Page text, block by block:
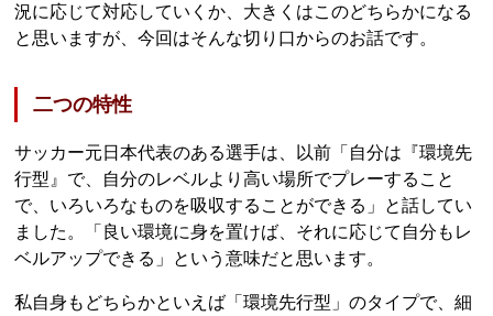
況に応じて対応していくか、大きくはこのどちらかになる
と思いますが、今回はそんな切り口からのお話です。
二つの特性
サッカー元日本代表のある選手は、以前「自分は『環境先
行型』で、自分のレベルより高い場所でプレーすること
で、いろいろなものを吸収することができる」と話してい
ました。「良い環境に身を置けば、それに応じて自分もレ
ベルアップできる」という意味だと思います。
私自身もどちらかといえば「環境先行型」のタイプで、細